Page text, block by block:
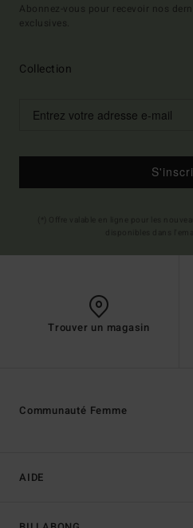
Abonnez-vous pour recevoir nos
exclusives.
Collection
Trouver un magasin
AIDE
Communauté Femme